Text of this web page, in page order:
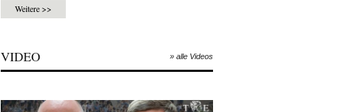
Weitere >>
VIDEO » alle Videos